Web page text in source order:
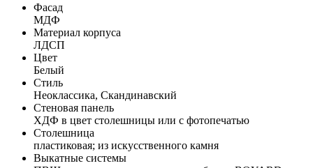
Фасад
МДФ
Материал корпуса
ЛДСП
Цвет
Белый
Стиль
Неоклассика, Скандинавский
Стеновая панель
ХДФ в цвет столешницы или с фотопечатью
Столешница
пластиковая; из искусственного камня
Выкатные системы